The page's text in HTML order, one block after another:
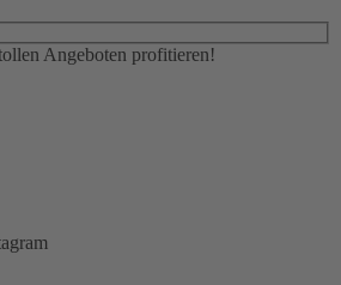
Angeboten profitieren!